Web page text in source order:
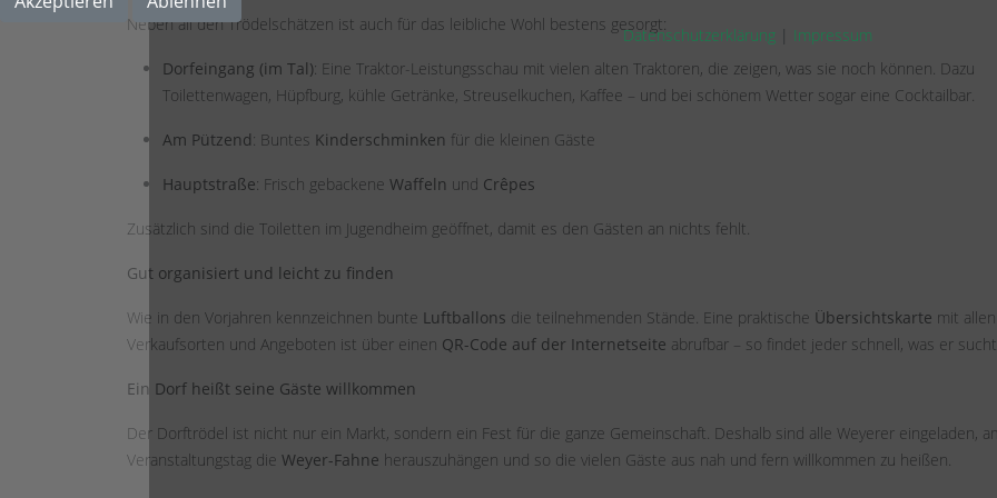
Neben all den Trödelschätzen ist auch für das leibliche Wohl bestens gesorgt:
Dorfeingang (im Tal): Eine Traktor-Leistungsschau mit vielen alten Traktoren, die zeigen, was sie noch können. Dazu
Toilettenwagen, Hüpfburg, kühle Getränke, Streuselkuchen, Kaffee – und bei schönem Wetter sogar eine Cocktailbar.
Am Pützend: Buntes Kinderschminken für die kleinen Gäste
Hauptstraße: Frisch gebackene Waffeln und Crêpes
Zusätzlich sind die Toiletten im Jugendheim geöffnet, damit es den Gästen an nichts fehlt.
Gut organisiert und leicht zu finden
Wie in den Vorjahren kennzeichnen bunte Luftballons die teilnehmenden Stände. Eine praktische Übersichtskarte mit allen
Verkaufsorten und Angeboten ist über einen QR-Code auf der Internetseite abrufbar – so findet jeder schnell, was er
Ein Dorf heißt seine Gäste willkommen
Der Dorftrödel ist nicht nur ein Markt, sondern ein Fest für die ganze Gemeinschaft. Deshalb sind alle Weyerer eingeladen,
Veranstaltungstag die Weyer-Fahne herauszuhängen und so die vielen Gäste aus nah und fern willkommen zu heißen.
Datenschutzerklärung | Impressum